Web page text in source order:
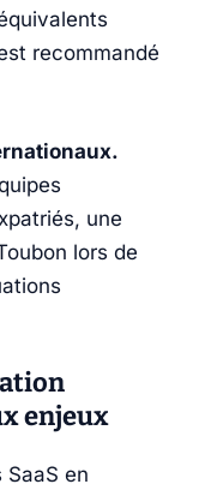
recommandé
une
lors de
enjeux
en